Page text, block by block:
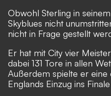
Obwohl Sterling in
Skyblues nicht
nicht in Frage gestellt
Er hat mit City vier
dabei 131 Tore in allen
Außerdem spielte er eine
Englands Einzug ins